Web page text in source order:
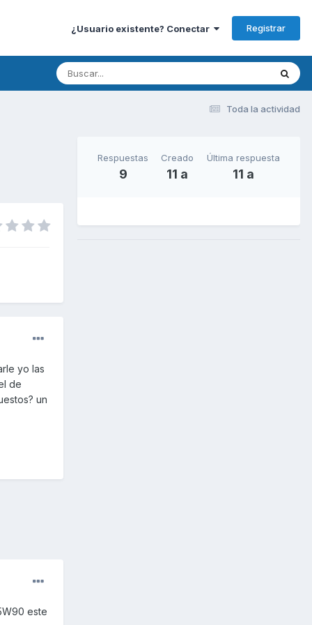
¿Usuario existente? Conectar Registrar
Toda la actividad
yo las
de
un
este
Respuestas
9
Creado
11 a
Última respuesta
11 a